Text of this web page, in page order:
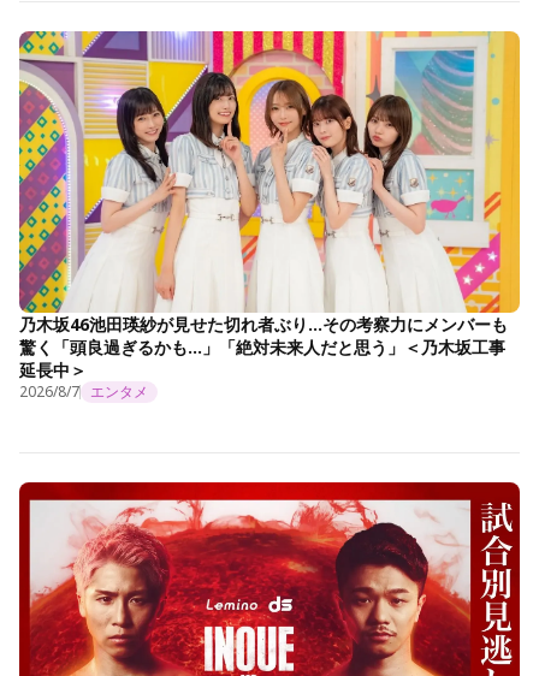
乃木坂46池田瑛紗が見せた切れ者ぶり…その考察力にメンバーも
驚く「頭良過ぎるかも…」「絶対未来人だと思う」＜乃木坂工事
延長中＞
2026/8/7 エンタメ